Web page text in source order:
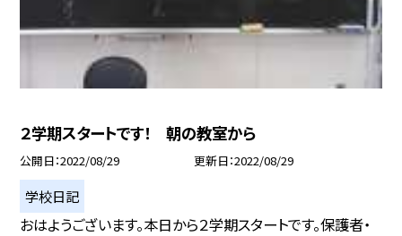
２学期スタートです！ 朝の教室から
公開日 2022/08/29 更新日 2022/08/29
学校日記
おはようございます。本日から２学期スタートです。保護者・